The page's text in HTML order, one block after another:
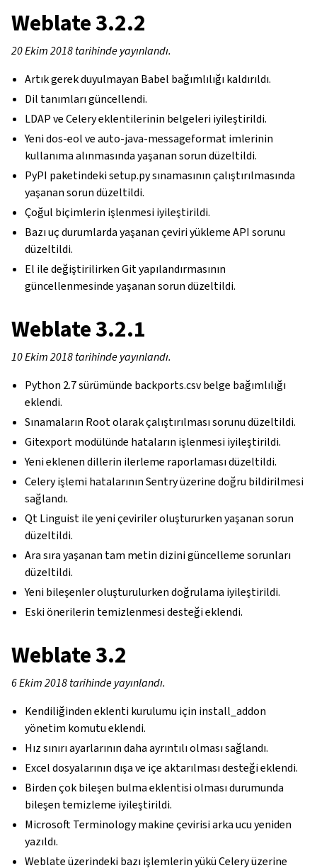
Weblate 3.2.2
20 Ekim 2018 tarihinde yayınlandı.
Artık gerek duyulmayan Babel bağımlılığı kaldırıldı.
Dil tanımları güncellendi.
LDAP ve Celery eklentilerinin belgeleri iyileştirildi.
Yeni dos-eol ve auto-java-messageformat imlerinin
kullanıma alınmasında yaşanan sorun düzeltildi.
PyPI paketindeki setup.py sınamasının çalıştırılmasında
yaşanan sorun düzeltildi.
Çoğul biçimlerin işlenmesi iyileştirildi.
Bazı uç durumlarda yaşanan çeviri yükleme API sorunu
düzeltildi.
El ile değiştirilirken Git yapılandırmasının
güncellenmesinde yaşanan sorun düzeltildi.
Weblate 3.2.1
10 Ekim 2018 tarihinde yayınlandı.
Python 2.7 sürümünde backports.csv belge bağımlılığı
eklendi.
Sınamaların Root olarak çalıştırılması sorunu düzeltildi.
Gitexport modülünde hataların işlenmesi iyileştirildi.
Yeni eklenen dillerin ilerleme raporlaması düzeltildi.
Celery işlemi hatalarının Sentry üzerine doğru bildirilmesi
sağlandı.
Qt Linguist ile yeni çeviriler oluştururken yaşanan sorun
düzeltildi.
Ara sıra yaşanan tam metin dizini güncelleme sorunları
düzeltildi.
Yeni bileşenler oluşturulurken doğrulama iyileştirildi.
Eski önerilerin temizlenmesi desteği eklendi.
Weblate 3.2
6 Ekim 2018 tarihinde yayınlandı.
Kendiliğinden eklenti kurulumu için install_addon
yönetim komutu eklendi.
Hız sınırı ayarlarının daha ayrıntılı olması sağlandı.
Excel dosyalarının dışa ve içe aktarılması desteği eklendi.
Birden çok bileşen bulma eklentisi olması durumunda
bileşen temizleme iyileştirildi.
Microsoft Terminology makine çevirisi arka ucu yeniden
yazıldı.
Weblate üzerindeki bazı işlemlerin yükü Celery üzerine